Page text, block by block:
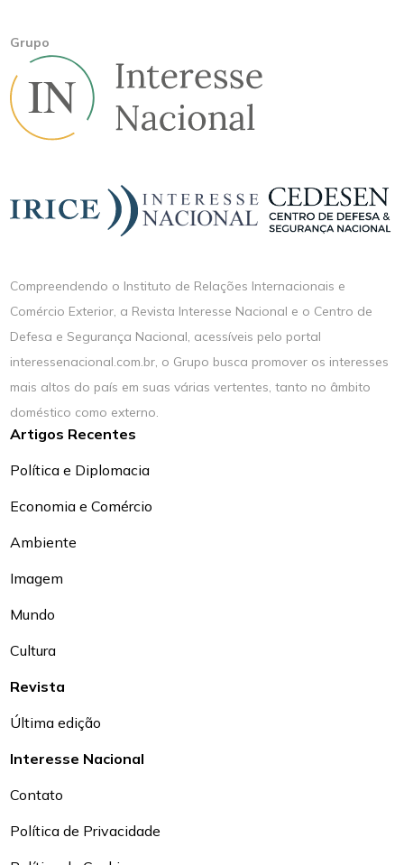
Grupo
Compreendendo o Instituto de Relações Internacionais e
Comércio Exterior, a Revista Interesse Nacional e o Centro de
Defesa e Segurança Nacional, acessíveis pelo portal
interessenacional.com.br, o Grupo busca promover os interesses
mais altos do país em suas várias vertentes, tanto no âmbito
doméstico como externo.
Artigos Recentes
Política e Diplomacia
Economia e Comércio
Ambiente
Imagem
Mundo
Cultura
Revista
Última edição
Interesse Nacional
Contato
Política de Privacidade